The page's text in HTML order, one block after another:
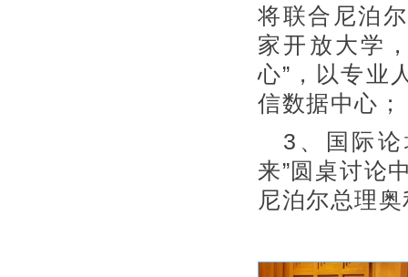
将联合尼泊
家开放大学
心”，以专业
信数据中心；
3、国际
来”圆桌讨论
尼泊尔总理